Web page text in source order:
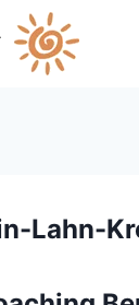
Lahn-